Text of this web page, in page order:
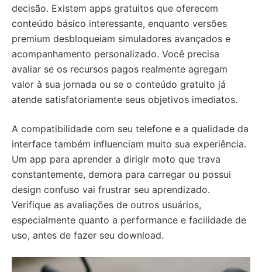
decisão. Existem apps gratuitos que oferecem
conteúdo básico interessante, enquanto versões
premium desbloqueiam simuladores avançados e
acompanhamento personalizado. Você precisa
avaliar se os recursos pagos realmente agregam
valor à sua jornada ou se o conteúdo gratuito já
atende satisfatoriamente seus objetivos imediatos.
A compatibilidade com seu telefone e a qualidade da
interface também influenciam muito sua experiência.
Um app para aprender a dirigir moto que trava
constantemente, demora para carregar ou possui
design confuso vai frustrar seu aprendizado.
Verifique as avaliações de outros usuários,
especialmente quanto a performance e facilidade de
uso, antes de fazer seu download.